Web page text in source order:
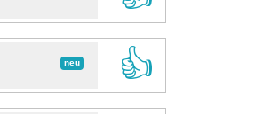
neu
👍